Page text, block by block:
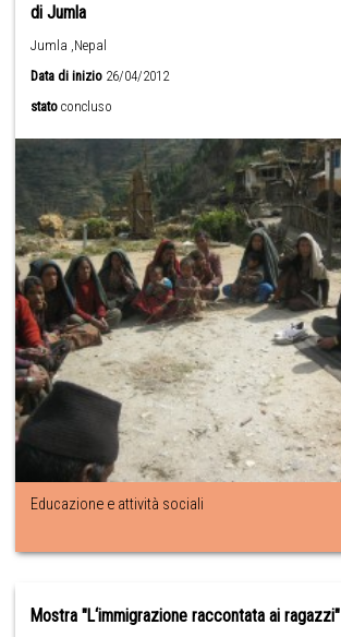
di Jumla
Jumla ,Nepal
Data di inizio 26/04/2012
stato concluso
Educazione e attività sociali
Mostra "L‘immigrazione raccontata ai ragazzi"